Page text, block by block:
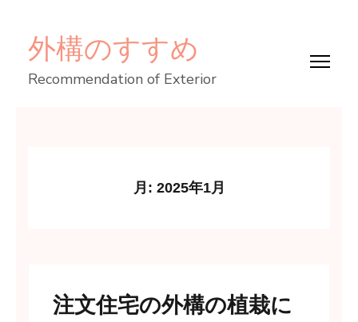
ン
テ
外構のすすめ
Recommendation of Exterior
月: 2025年1月
注文住宅の外構の植栽に